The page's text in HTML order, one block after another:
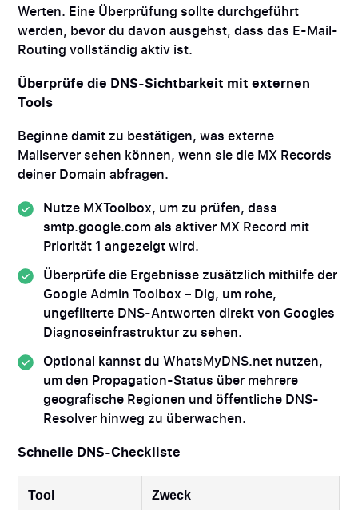
Werten. Eine Überprüfung sollte durchgeführt
werden, bevor du davon ausgehst, dass das E-Mail-
Routing vollständig aktiv ist.
Überprüfe die DNS-Sichtbarkeit mit externen
Tools
Beginne damit zu bestätigen, was externe
Mailserver sehen können, wenn sie die MX Records
deiner Domain abfragen.
Nutze MXToolbox, um zu prüfen, dass
smtp.google.com als aktiver MX Record mit
Priorität 1 angezeigt wird.
Überprüfe die Ergebnisse zusätzlich mithilfe der
Google Admin Toolbox – Dig, um rohe,
ungefilterte DNS-Antworten direkt von Googles
Diagnoseinfrastruktur zu sehen.
Optional kannst du WhatsMyDNS.net nutzen,
um den Propagation-Status über mehrere
geografische Regionen und öffentliche DNS-
Resolver hinweg zu überwachen.
Schnelle DNS-Checkliste
Tool Zweck